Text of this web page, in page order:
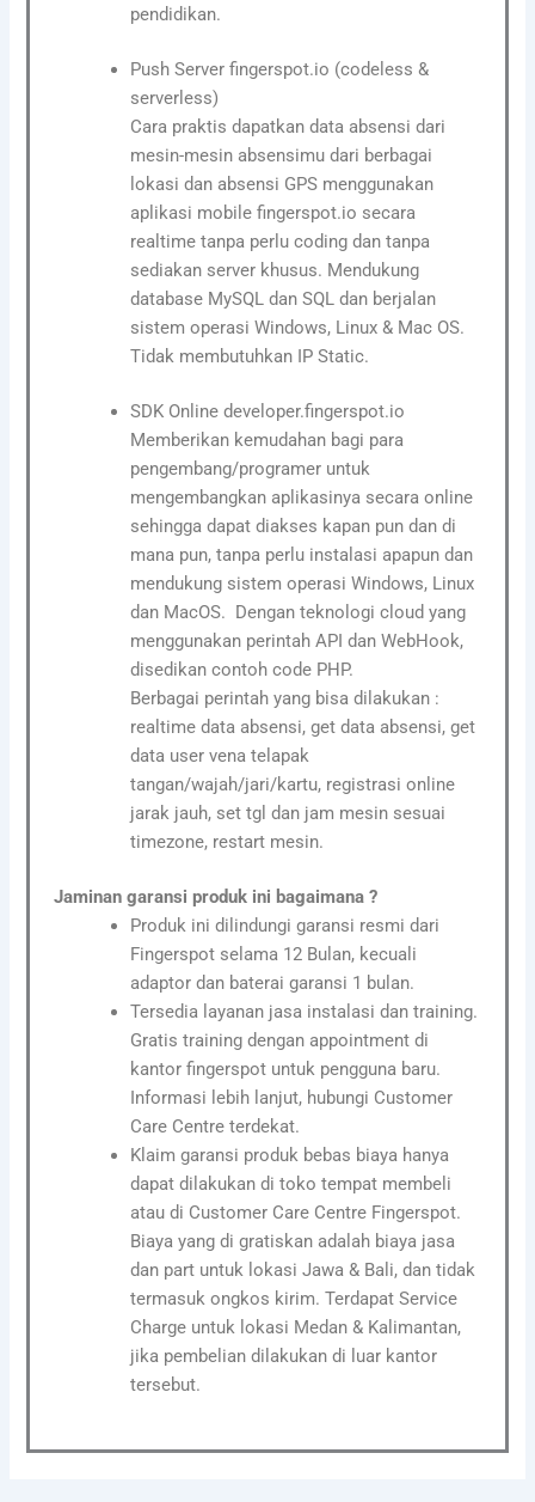
pendidikan.
Push Server fingerspot.io (codeless &
serverless)
Cara praktis dapatkan data absensi dari
mesin-mesin absensimu dari berbagai
lokasi dan absensi GPS menggunakan
aplikasi mobile fingerspot.io secara
realtime tanpa perlu coding dan tanpa
sediakan server khusus. Mendukung
database MySQL dan SQL dan berjalan
sistem operasi Windows, Linux & Mac OS.
Tidak membutuhkan IP Static.
SDK Online developer.fingerspot.io
Memberikan kemudahan bagi para
pengembang/programer untuk
mengembangkan aplikasinya secara online
sehingga dapat diakses kapan pun dan di
mana pun, tanpa perlu instalasi apapun dan
mendukung sistem operasi Windows, Linux
dan MacOS. Dengan teknologi cloud yang
menggunakan perintah API dan WebHook,
disedikan contoh code PHP.
Berbagai perintah yang bisa dilakukan :
realtime data absensi, get data absensi, get
data user vena telapak
tangan/wajah/jari/kartu, registrasi online
jarak jauh, set tgl dan jam mesin sesuai
timezone, restart mesin.
Jaminan garansi produk ini bagaimana ?
Produk ini dilindungi garansi resmi dari
Fingerspot selama 12 Bulan, kecuali
adaptor dan baterai garansi 1 bulan.
Tersedia layanan jasa instalasi dan training.
Gratis training dengan appointment di
kantor fingerspot untuk pengguna baru.
Informasi lebih lanjut, hubungi Customer
Care Centre terdekat.
Klaim garansi produk bebas biaya hanya
dapat dilakukan di toko tempat membeli
atau di Customer Care Centre Fingerspot.
Biaya yang di gratiskan adalah biaya jasa
dan part untuk lokasi Jawa & Bali, dan tidak
termasuk ongkos kirim. Terdapat Service
Charge untuk lokasi Medan & Kalimantan,
jika pembelian dilakukan di luar kantor
tersebut.